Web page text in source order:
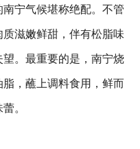
宁气候堪称绝配。不管
滋嫩鲜甜，伴有松脂味
。最重要的是，南宁烧
，蘸上调料食用，鲜而
。